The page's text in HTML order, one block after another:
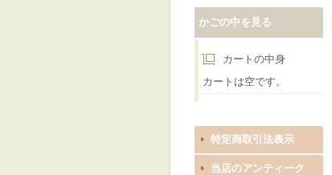
かごの中を見る
カートの中身
カートは空です。
特定商取引法表示
当店のアンティーク